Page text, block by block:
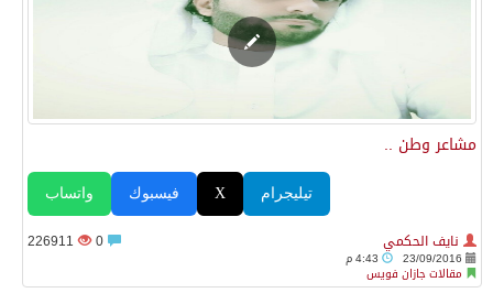
مشاعر وطن ..
واتساب فيسبوك X تيليجرام
نايف الحكمي
23/09/2016
مقالات جازان فويس
226911